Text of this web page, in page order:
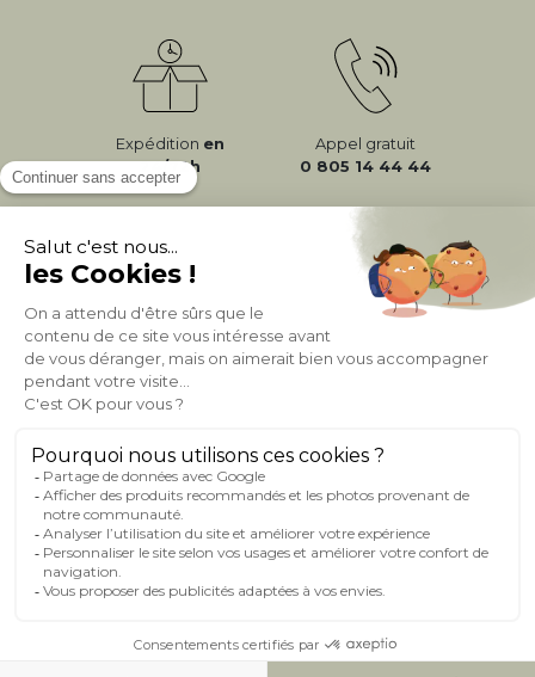
Expédition en
24/72h
Appel gratuit
0 805 14 44 44
À PROPOS DE MILIBOO
AIDE & CONTACT